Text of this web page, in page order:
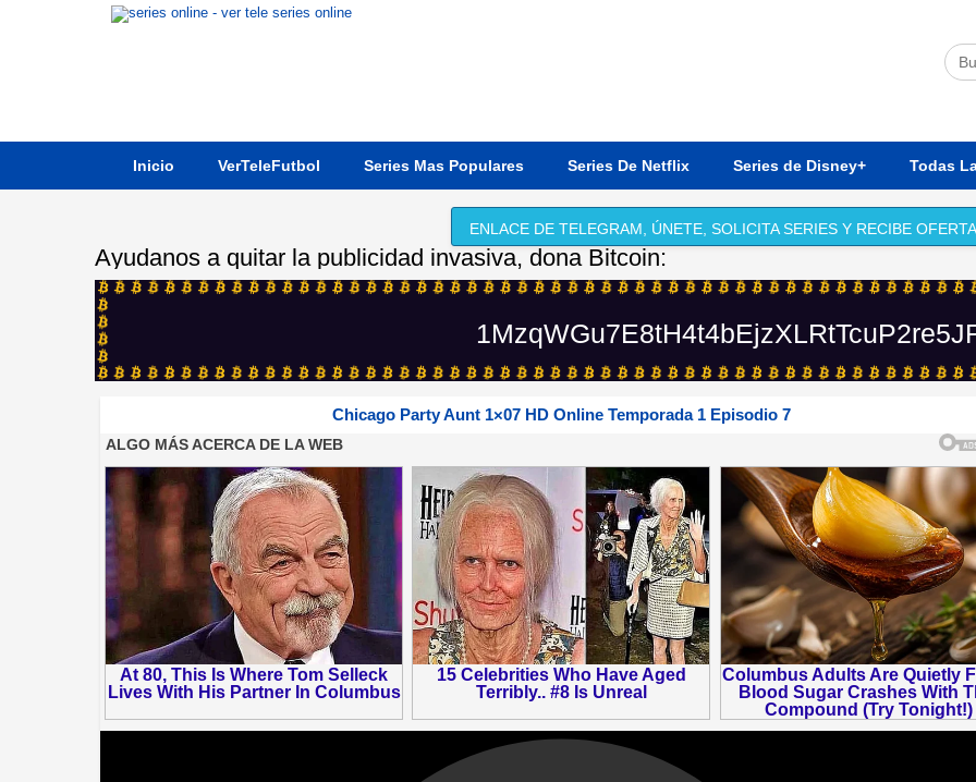
Inicio VerTeleFutbol Series Mas Populares Series De Netflix Series de Disney+ Todas
ENLACE DE TELEGRAM, ÚNETE, SOLICITA SERIES Y RECIBE
Ayudanos a quitar la publicidad invasiva, dona Bitcoin:
Chicago Party Aunt 1×07 HD Online Temporada 1 Episodio 7